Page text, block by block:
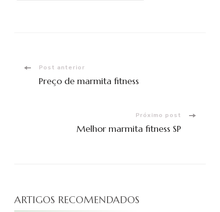
Navegação
Post anterior
Preço de marmita fitness
Próximo post
Melhor marmita fitness SP
ARTIGOS RECOMENDADOS